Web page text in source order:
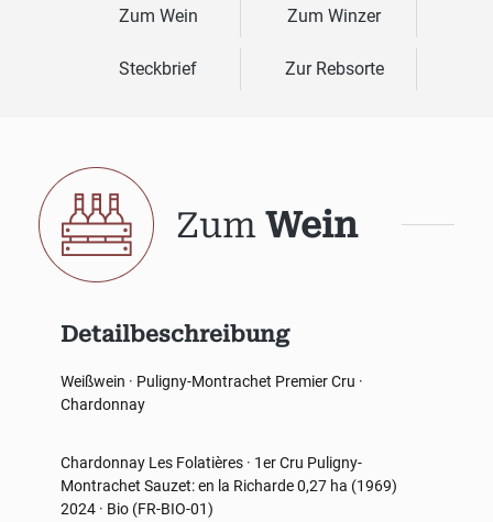
Zum Wein Zum Winzer
Steckbrief Zur Rebsorte
Zum Wein
Detailbeschreibung
Weißwein · Puligny-Montrachet Premier Cru ·
Chardonnay
Chardonnay Les Folatières · 1er Cru Puligny-
Montrachet Sauzet: en la Richarde 0,27 ha (1969)
2024 · Bio (FR-BIO-01)